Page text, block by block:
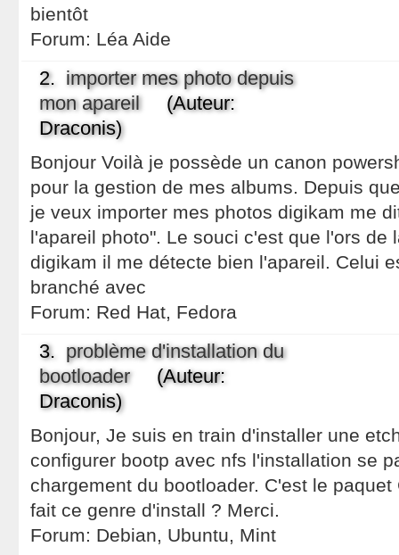
bientôt
Forum: Léa Aide
2. importer mes photo depuis
mon apareil(Auteur:
Draconis)
Bonjour Voilà je possède un canon
pour la gestion de mes albums. Depuis
je veux importer mes photos digikam me
l'apareil photo". Le souci c'est que l'ors de
digikam il me détecte bien l'apareil. Celui
branché avec
Forum: Red Hat, Fedora
3. problème d'installation du
bootloader(Auteur:
Draconis)
Bonjour, Je suis en train d'installer une
configurer bootp avec nfs l'installation se
chargement du bootloader. C'est le
fait ce genre d'install ? Merci.
Forum: Debian, Ubuntu, Mint